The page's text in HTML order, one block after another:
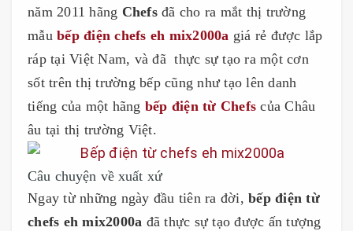
năm 2011 hãng Chefsđã cho ra mắt thị trường
mẫu bếp điện chefs eh mix2000a giá rẻ được lắp
ráp tại Việt Nam, và đã thực sự tạo ra một cơn
sốt trên thị trường bếp cũng như tạo lên danh
tiếng của một hãng bếp điện từ Chefs của Châu
âu tại thị trường Việt.
Câu chuyện về xuất xứ
Ngay từ những ngày đầu tiên ra đời, bếp điện từ
chefs eh mix2000a đã thực sự tạo được ấn tượng